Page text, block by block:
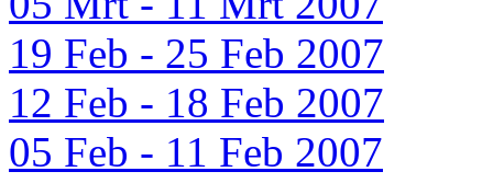
19 Feb - 25 Feb 2007
12 Feb - 18 Feb 2007
05 Feb - 11 Feb 2007